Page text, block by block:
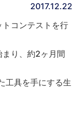
2017.12.22
コンテストを行
り、約2ヶ月間
工具を手にする生